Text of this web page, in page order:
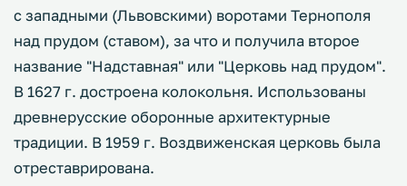
с западными (Львовскими) воротами Тернополя
над прудом (ставом), за что и получила второе
название "Надставная" или "Церковь над прудом".
В 1627 г. достроена колокольня. Использованы
древнерусские оборонные архитектурные
традиции. В 1959 г. Воздвиженская церковь была
отреставрирована.